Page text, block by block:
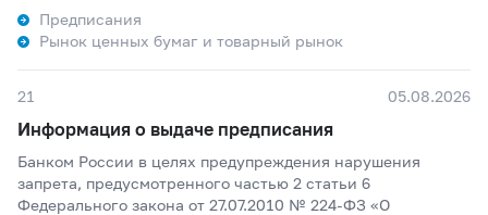
Предписания
Рынок ценных бумаг и товарный рынок
21 05.08.2026
Информация о выдаче предписания
Банком России в целях предупреждения нарушения
запрета, предусмотренного частью 2 статьи 6
Федерального закона от 27.07.2010 № 224-ФЗ «О